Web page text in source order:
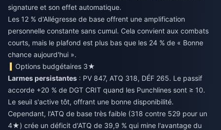
signature et son effet automatique.
Les 12 % d'Allégresse de base offrent une amplification
personnelle constante sans cumul. Cela convient aux combats
courts, mais le plafond est plus bas que les 24 % de « Bonne
chance aujourd'hui ».
Options budgétaires 3★
Larmes persistantes : PV 847, ATQ 318, DÉF 265. Le passif
accorde +20 % de DGT CRIT quand les Punchlines sont ≥ 10.
Le seuil s'active tôt, offrant une bonne disponibilité.
Cependant, l'ATQ de base très faible (318 contre 529 pour un
4★) crée un déficit d'ATQ de 39,9 % qui mine l'avantage du